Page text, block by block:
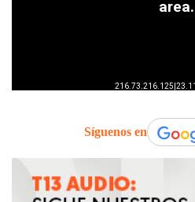
Síguenos en